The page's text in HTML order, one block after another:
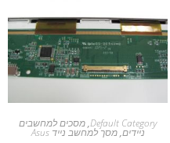
Default Category
,מסכים למחשבים
ניידים,מסך למחשב נייד Asus